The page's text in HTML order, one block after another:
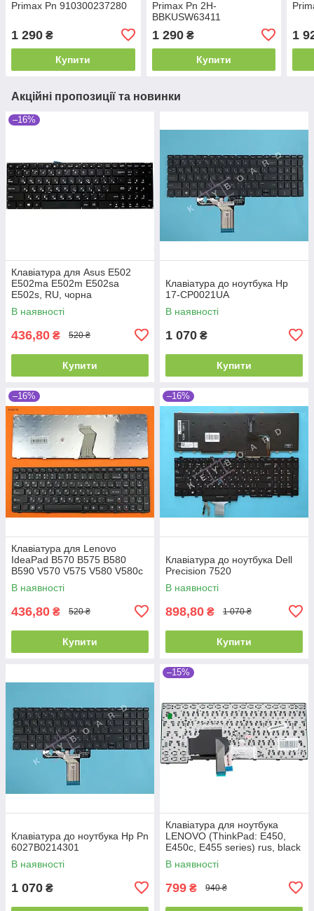
Primax Pn 910300237280
1 290 ₴
Купити
Primax Pn 2H-
BBKUSW63411
1 290₴
Купити
1
Акційні пропозиції та новинки
–16%
Клавіатура для Asus E502
E502ma E502m E502sa
E502s, RU, чорна
В наявності
436,80 ₴ 520 ₴
Купити
Клавіатура до ноутбука Hp
17-CP0021UA
В наявності
1 070 ₴
Купити
–16%
Клавіатура для Lenovo
IdeaPad B570 B575 B580
B590 V570 V575 V580 V580c
Z570 Z575, RU, (Black,
Аналог)
В наявності
436,80 ₴ 520 ₴
Купити
–16%
Клавіатура до ноутбука Dell
Precision 7520
В наявності
898,80 ₴ 1 070 ₴
Купити
Клавіатура до ноутбука Hp Pn
6027B0214301
В наявності
1 070 ₴
–15%
Клавіатура для ноутбука
LENOVO (ThinkPad: E450,
E450c, E455 series) rus, black
В наявності
799 ₴ 940 ₴